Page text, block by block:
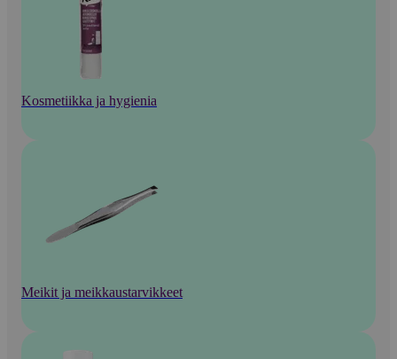
Kosmetiikka ja hygienia
Meikit ja meikkaustarvikkeet